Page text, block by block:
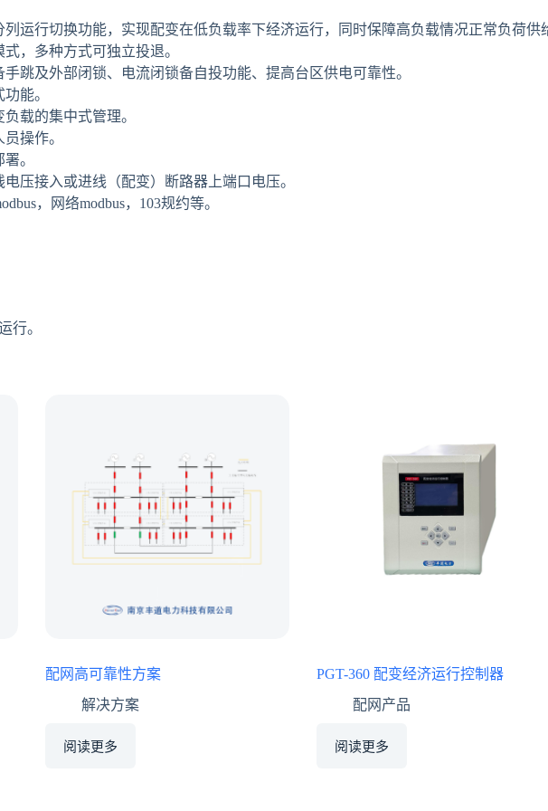
运行切换功能，实现配变在低负载率下经济运行，同时保障高负载情况正常负荷供
，多种方式可独立投退。
跳及外部闭锁、电流闭锁备自投功能、提高台区供电可靠性。
能。
载的集中式管理。
操作。
。
压接入或进线（配变）断路器上端口电压。
，网络modbus，103规约等。
行。
配网高可靠性方案
解决方案
阅读更多
PGT-360 配变经济运行控制器
配网产品
阅读更多